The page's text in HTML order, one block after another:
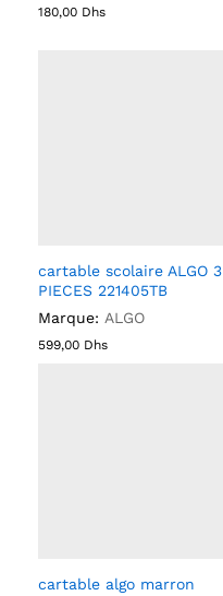
180,00 Dhs
cartable scolaire ALGO 3
PIECES 221405TB
Marque: ALGO
599,00 Dhs
cartable algo marron